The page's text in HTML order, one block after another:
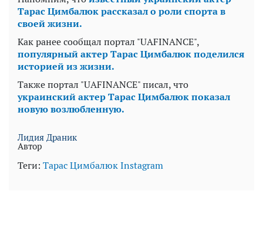
Тарас Цимбалюк рассказал о роли спорта в
своей жизни.
Как ранее сообщал портал "UAFINANCE",
популярный актер Тарас Цимбалюк поделился
историей из жизни.
Также портал "UAFINANCE" писал, что
украинский актер Тарас Цимбалюк показал
новую возлюбленную.
Лидия Драник
Автор
Теги: Тарас ЦимбалюкInstagram